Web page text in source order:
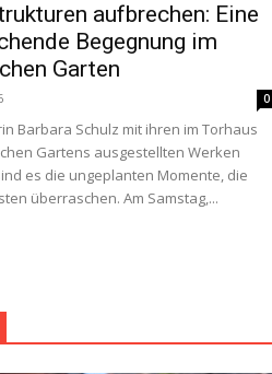
aufbrechen: Eine
Begegnung im
Garten
0
Barbara Schulz mit ihren im Torhaus
Gartens ausgestellten Werken
es die ungeplanten Momente, die
überraschen. Am Samstag,...